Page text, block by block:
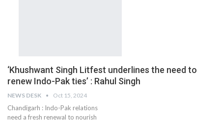
‘Khushwant Singh Litfest underlines the need to
renew Indo-Pak ties’ : Rahul Singh
NEWS DESK Oct 15, 2024
Chandigarh : Indo-Pak relations
need a fresh renewal to nourish